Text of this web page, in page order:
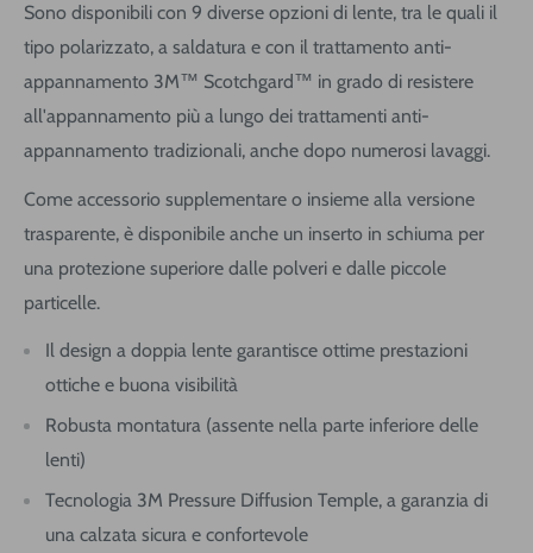
Sono disponibili con 9 diverse opzioni di lente, tra le quali il
tipo polarizzato, a saldatura e con il trattamento anti-
appannamento 3M™ Scotchgard™ in grado di resistere
all'appannamento più a lungo dei trattamenti anti-
appannamento tradizionali, anche dopo numerosi lavaggi.
Come accessorio supplementare o insieme alla versione
trasparente, è disponibile anche un inserto in schiuma per
una protezione superiore dalle polveri e dalle piccole
particelle.
Il design a doppia lente garantisce ottime prestazioni
ottiche e buona visibilità
Robusta montatura (assente nella parte inferiore delle
lenti)
Tecnologia 3M Pressure Diffusion Temple, a garanzia di
una calzata sicura e confortevole